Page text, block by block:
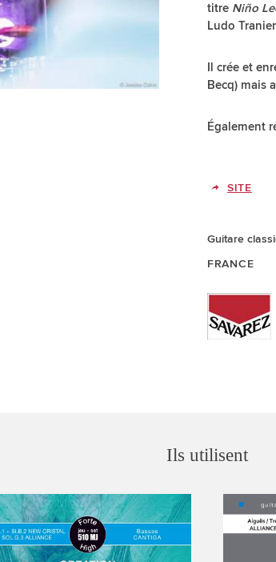
titre Niño
Ludo
Il crée et
Becq) mais
Également
SITE
Guitare
FRANCE
Ils utilisent